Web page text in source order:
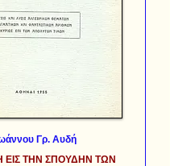
Γρ. Αυδή
ΕΙΣ ΤΗΝ ΣΠΟΥΔΗΝ ΤΩΝ